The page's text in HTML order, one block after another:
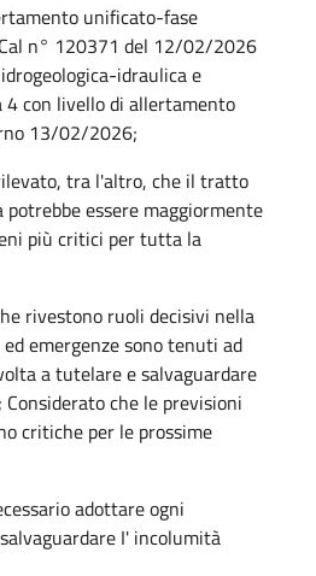
unificato-fase
n° 120371 del 12/02/2026
idraulica e
4 con livello di allertamento
13/02/2026;
tra l'altro, che il tratto
essere maggiormente
più critici per tutta la
rivestono ruoli decisivi nella
emergenze sono tenuti ad
a tutelare e salvaguardare
che le previsioni
critiche per le prossime
adottare ogni
I' incolumità